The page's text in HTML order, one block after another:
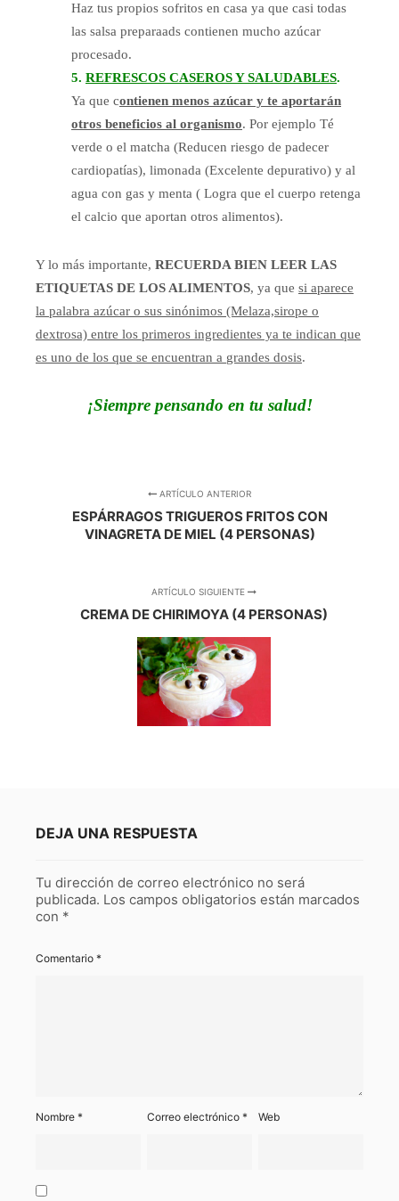
Haz tus propios sofritos en casa ya que casi todas
las salsa preparaads contienen mucho azúcar
procesado.
5. REFRESCOS CASEROS Y SALUDABLES.
Ya que contienen menos azúcar y te aportarán
otros beneficios al organismo. Por ejemplo Té
verde o el matcha (Reducen riesgo de padecer
cardiopatías), limonada (Excelente depurativo) y al
agua con gas y menta ( Logra que el cuerpo retenga
el calcio que aportan otros alimentos).
Y lo más importante, RECUERDA BIEN LEER LAS
ETIQUETAS DE LOS ALIMENTOS, ya que si aparece
la palabra azúcar o sus sinónimos (Melaza,sirope o
dextrosa) entre los primeros ingredientes ya te indican que
es uno de los que se encuentran a grandes dosis.
¡Siempre pensando en tu salud!
ARTÍCULO ANTERIOR
ESPÁRRAGOS TRIGUEROS FRITOS CON
VINAGRETA DE MIEL (4 PERSONAS)
ARTÍCULO SIGUIENTE
CREMA DE CHIRIMOYA (4 PERSONAS)
DEJA UNA RESPUESTA
Tu dirección de correo electrónico no será
publicada. Los campos obligatorios están marcados
con *
Comentario *
Nombre * Correo electrónico* Web